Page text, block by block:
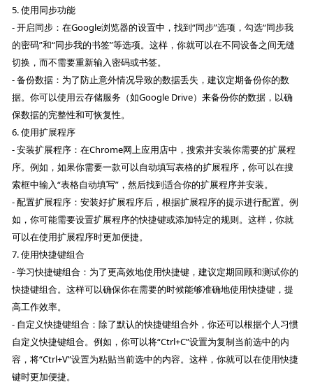
5. 使用同步功能
- 开启同步：在Google浏览器的设置中，找到“同步”选项，勾选“同步我
的密码”和“同步我的书签”等选项。这样，你就可以在不同设备之间无缝
切换，而不需要重新输入密码或书签。
- 备份数据：为了防止意外情况导致的数据丢失，建议定期备份你的数
据。你可以使用云存储服务（如Google Drive）来备份你的数据，以确
保数据的完整性和可恢复性。
6. 使用扩展程序
- 安装扩展程序：在Chrome网上应用店中，搜索并安装你需要的扩展程
序。例如，如果你需要一款可以自动填写表格的扩展程序，你可以在搜
索框中输入“表格自动填写”，然后找到适合你的扩展程序并安装。
- 配置扩展程序：安装好扩展程序后，根据扩展程序的提示进行配置。例
如，你可能需要设置扩展程序的快捷键或添加特定的规则。这样，你就
可以在使用扩展程序时更加便捷。
7. 使用快捷键组合
- 学习快捷键组合：为了更高效地使用快捷键，建议定期回顾和测试你的
快捷键组合。这样可以确保你在需要的时候能够准确地使用快捷键，提
高工作效率。
- 自定义快捷键组合：除了默认的快捷键组合外，你还可以根据个人习惯
自定义快捷键组合。例如，你可以将“Ctrl+C”设置为复制当前选中的内
容，将“Ctrl+V”设置为粘贴当前选中的内容。这样，你就可以在使用快捷
键时更加便捷。